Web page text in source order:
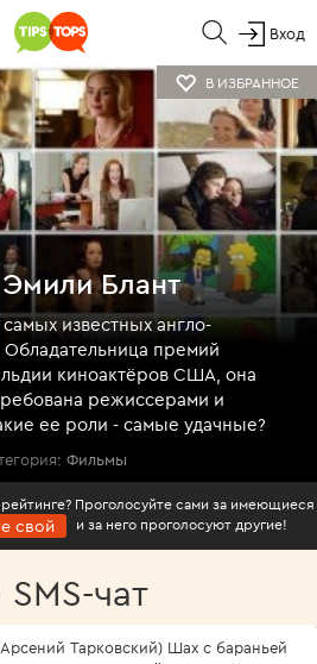
Вход
В ИЗБРАННОЕ
Блант
известных англо-
Обладательница премий
киноактёров США, она
режиссерами и
ее роли - самые удачные?
Фильмы
за имеющиеся
свой и за него проголосуют другие!
SMS-чат